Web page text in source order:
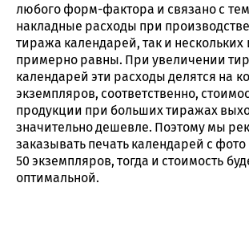
любого форм-фактора и связано с
накладные расходы при
тиража календарей, так и нескольких
примерно равны. При увеличении
календарей эти расходы делятся на
экземпляров, соответственно,
продукции при больших тиражах
значительно дешевле. Поэтому мы
заказывать печать календарей с
50 экземпляров, тогда и стоимость
оптимальной.